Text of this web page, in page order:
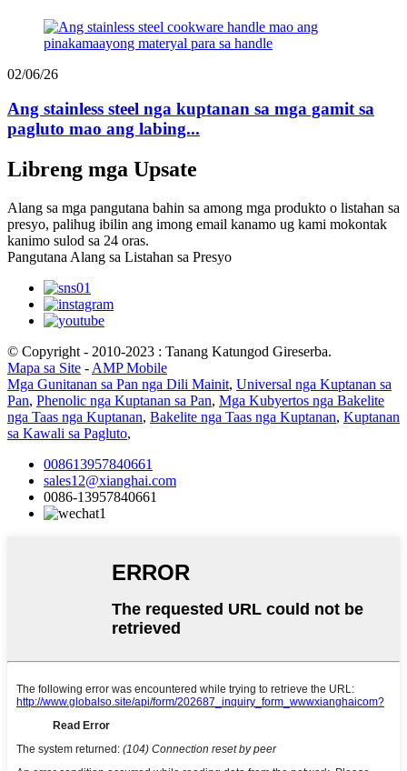
02/06/26
Ang stainless steel nga kuptanan sa mga gamit sa
pagluto mao ang labing...
Libreng mga Upsate
Alang sa mga pangutana bahin sa among mga produkto o listahan sa
presyo, palihug ibilin ang imong email kanamo ug kami mokontak
kanimo sulod sa 24 oras.
Pangutana Alang sa Listahan sa Presyo
© Copyright - 2010-2023 : Tanang Katungod Gireserba.
Mapa sa Site - AMP Mobile
Mga Gunitanan sa Pan nga Dili Mainit, Universal nga Kuptanan sa
Pan, Phenolic nga Kuptanan sa Pan, Mga Kubyertos nga Bakelite
nga Taas nga Kuptanan, Bakelite nga Taas nga Kuptanan, Kuptanan
sa Kawali sa Pagluto,
008613957840661
sales12@xianghai.com
0086-13957840661